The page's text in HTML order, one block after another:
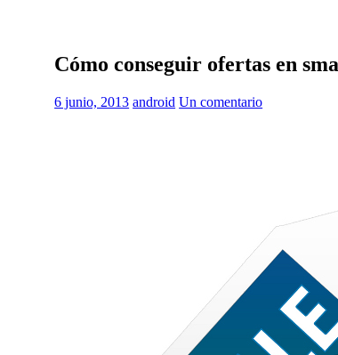
Cómo conseguir ofertas en
6 junio, 2013 android Un comentario